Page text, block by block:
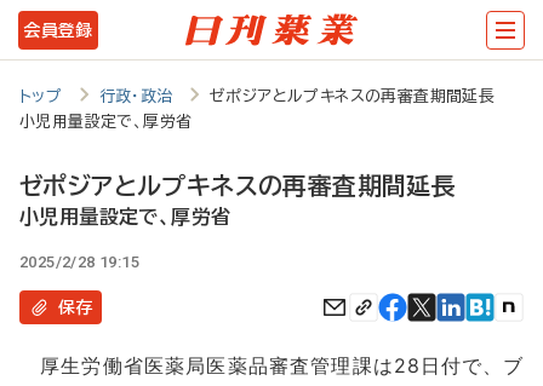
メ
イ
テ
ツ
に
会員登録
トップ 行政・政治
ゼポジアとルプキネスの再審査期間延長
小児用量設定で、厚労省
ゼポジアとルプキネスの再審査期間延長
小児用量設定で、厚労省
2025/2/28 19:15
保存
厚生労働省医薬局医薬品審査管理課は28日付で、ブ